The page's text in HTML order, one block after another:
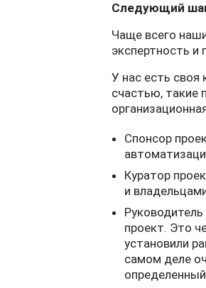
Следующий
Чаще всего
экспертность и
У нас есть
счастью, такие
Спонсор
Куратор
и
проект. Это
установили
самом деле